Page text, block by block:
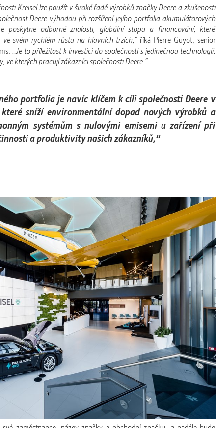
Kreisel lze použít v široké řadě výrobků značky Deere a zkušenosti
Deere výhodou při rozšíření jejího portfolia akumulátorových
poskytne odborné znalosti, globální stopu a financování, které
svém rychlém růstu na hlavních trzích,“říká Pierre Guyot, senior
„Je to příležitost k investici do společnosti s jedinečnou technologií,
ve kterých pracují zákazníci společnosti Deere.“
portfolia je navíc klíčem k cíli společnosti Deere v
sníží environmentální dopad nových výrobků a
systémům s nulovými emisemi u zařízení při
a produktivity našich zákazníků,“